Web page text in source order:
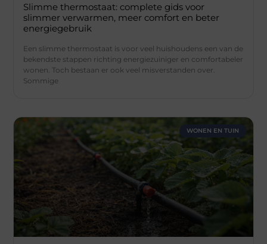
Slimme thermostaat: complete gids voor
slimmer verwarmen, meer comfort en beter
energiegebruik
Een slimme thermostaat is voor veel huishoudens een van de
bekendste stappen richting energiezuiniger en comfortabeler
wonen. Toch bestaan er ook veel misverstanden over.
Sommige
WONEN EN TUIN